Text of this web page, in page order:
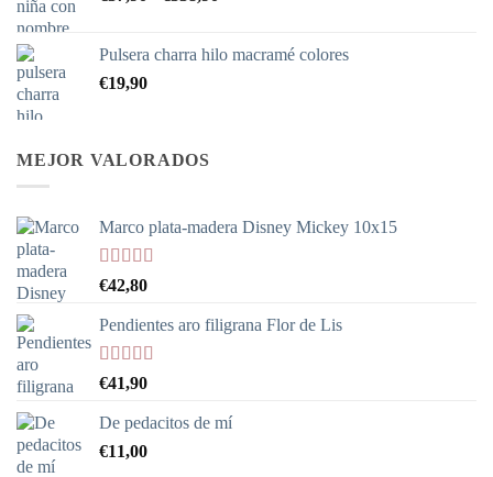
desde
Pulsera charra hilo macramé colores
€19,90
MEJOR VALORADOS
Marco plata-madera Disney Mickey 10x15
Valorado
con
5
€42,80
Pendientes aro filigrana Flor de Lis
Valorado
con
5
€41,90
De pedacitos de mí
€11,00